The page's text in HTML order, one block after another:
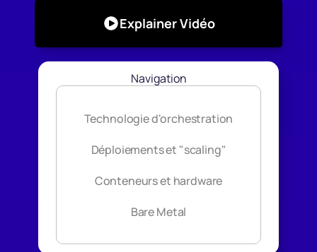
Explainer Vidéo
Navigation
Technologie d'orchestration
Déploiements et "scaling"
Conteneurs et hardware
Bare Metal